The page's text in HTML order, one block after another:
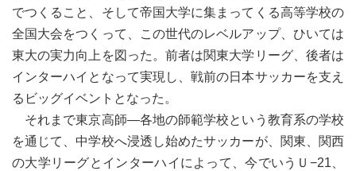
でつくること、そして帝国大学に集まってくる高等学校の
全国大会をつくって、この世代のレベルアップ、ひいては
東大の実力向上を図った。前者は関東大学リーグ、後者は
インターハイとなって実現し、戦前の日本サッカーを支え
るビッグイベントとなった。
それまで東京高師―各地の師範学校という教育系の学校
を通じて、中学校へ浸透し始めたサッカーが、関東、関西
の大学リーグとインターハイによって、今でいうＵ−21、